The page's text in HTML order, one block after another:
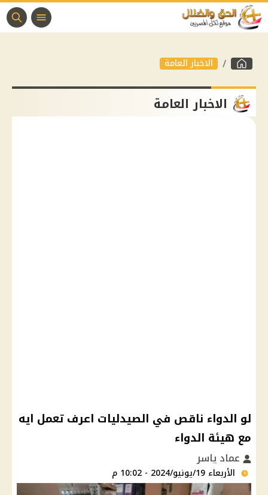
الاخبار العامة
الاخبار العامة
لو الدواء ناقص في الصيدليات اعرف تعمل ايه
مع هيئة الدواء
عماد ياسر
الأربعاء 19/يونيو/2024 - 10:02 م